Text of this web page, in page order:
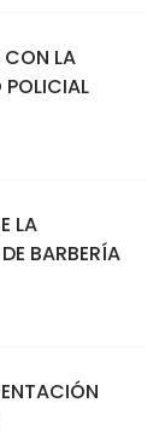
CON LA
POLICIAL
LA
BARBERÍA